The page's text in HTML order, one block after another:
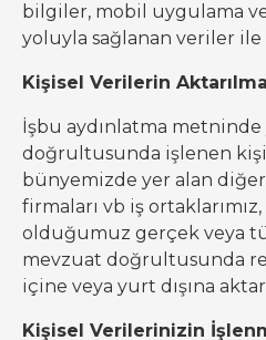
bilgiler, mobil uygulama
yoluyla sağlanan veriler ile
Kişisel Verilerin
İşbu aydınlatma
doğrultusunda işlenen
bünyemizde yer alan diğer
firmaları vb iş
olduğumuz gerçek veya
mevzuat doğrultusunda
içine veya yurt dışına
Kişisel Verilerinizin